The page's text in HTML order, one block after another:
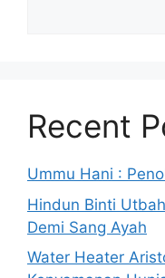
Recent
Ummu Hani :
Hindun Binti
Demi Sang Ayah
Water Heater